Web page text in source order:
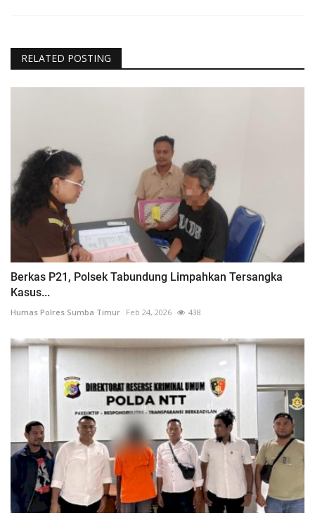
RELATED POSTING
Berkas P21, Polsek Tabundung Limpahkan Tersangka
Kasus...
Humas Polres Sumba Timur Feb 24, 2026 438